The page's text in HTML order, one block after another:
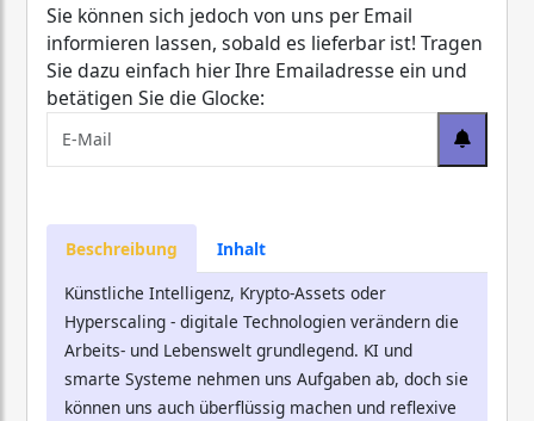
Sie können sich jedoch von uns per Email
informieren lassen, sobald es lieferbar ist! Tragen
Sie dazu einfach hier Ihre Emailadresse ein und
betätigen Sie die Glocke:
Beschreibung
Inhalt
Künstliche Intelligenz, Krypto-Assets oder
Hyperscaling - digitale Technologien verändern die
Arbeits- und Lebenswelt grundlegend. KI und
smarte Systeme nehmen uns Aufgaben ab, doch sie
können uns auch überflüssig machen und reflexive